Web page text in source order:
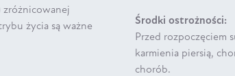
życia są ważne
Środki ostrożności:
Przed rozpoczęciem
karmienia piersią,
chorób.